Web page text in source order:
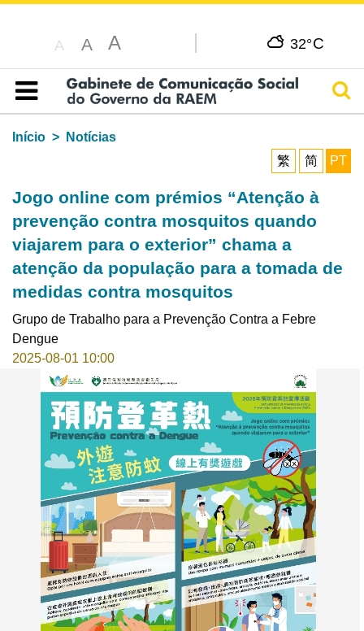
A A A 32°C
Índice
Início
Notícias
繁
简 PT
Jogo online com prémios “Atenção à
prevenção contra mosquitos quando
viajarem para o exterior” chama a
atenção da população para a tomada de
medidas contra mosquitos
Grupo de Trabalho para a Prevenção Contra a Febre
Dengue
2025-08-01 10:00